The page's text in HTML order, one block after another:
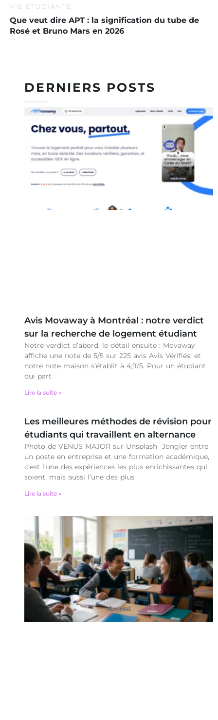
DERNIERS POSTS
Avis Movaway à Montréal : notre verdict
sur la recherche de logement étudiant
Notre verdict d’abord, le détail ensuite : Movaway
affiche une note de 5/5 sur 225 avis Avis Vérifiés, et
notre note maison s’établit à 4,9/5. Pour un étudiant
qui part
Lire la suite »
Les meilleures méthodes de révision pour
étudiants qui travaillent en alternance
Photo de VENUS MAJOR sur Unsplash Jongler entre
un poste en entreprise et une formation académique,
c’est l’une des expériences les plus enrichissantes qui
soient, mais aussi l’une des plus
Lire la suite »
VIE ÉTUDIANTE
Que veut dire APT : la signification du tube de
Rosé et Bruno Mars en 2026